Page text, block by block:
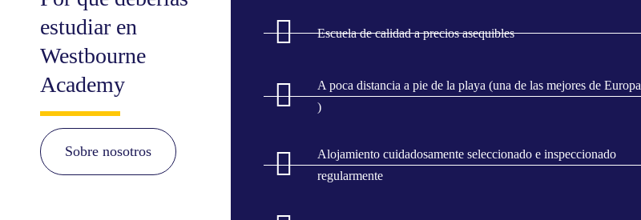
estudiar en
Westbourne
Academy
Sobre nosotros
Escuela de calidad a precios asequibles
A poca distancia a pie de la playa (una de las mejores de Europa
)
Alojamiento cuidadosamente seleccionado e inspeccionado
regularmente